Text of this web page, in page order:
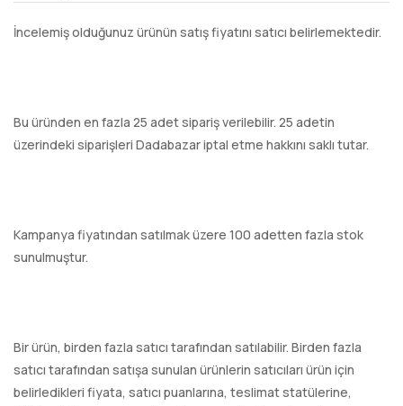
İncelemiş olduğunuz ürünün satış fiyatını satıcı belirlemektedir.
Bu üründen en fazla 25 adet sipariş verilebilir. 25 adetin
üzerindeki siparişleri Dadabazar iptal etme hakkını saklı tutar.
Kampanya fiyatından satılmak üzere 100 adetten fazla stok
sunulmuştur.
Bir ürün, birden fazla satıcı tarafından satılabilir. Birden fazla
satıcı tarafından satışa sunulan ürünlerin satıcıları ürün için
belirledikleri fiyata, satıcı puanlarına, teslimat statülerine,